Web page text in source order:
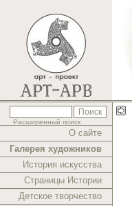
Расширенный поиск
О сайте
Галерея художников
История искусства
Страницы Истории
Детское творчество